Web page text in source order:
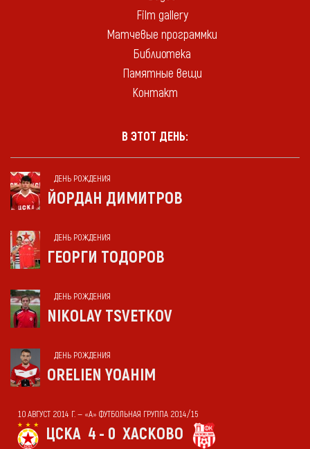
Film gallery
Матчевые программки
Библиотека
Памятные вещи
Контакт
В ЭТОТ ДЕНЬ:
ДЕНЬ РОЖДЕНИЯ
ЙОРДАН ДИМИТРОВ
ДЕНЬ РОЖДЕНИЯ
ГЕОРГИ ТОДОРОВ
ДЕНЬ РОЖДЕНИЯ
NIKOLAY TSVETKOV
ДЕНЬ РОЖДЕНИЯ
ORELIEN YOAHIM
10 АВГУСТ 2014 Г. — «А» ФУТБОЛЬНАЯ ГРУППА 2014/15
ЦСКА 4 - 0 ХАСКОВО